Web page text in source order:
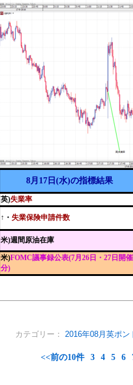
8月17日(水)の指標結果
英)失業率
↑・ 失業保険申請件数
米)週間原油在庫
米)FOMC議事録公表(7月26日・27日開催
分)
カテゴリー： 2016年08月英ポン
<<前の10件 3 4 5 6